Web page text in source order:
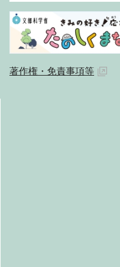
著作権・免責事項等